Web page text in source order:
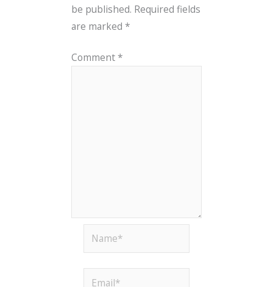
be published. Required fields
are marked*
Comment*
Name*
Email*